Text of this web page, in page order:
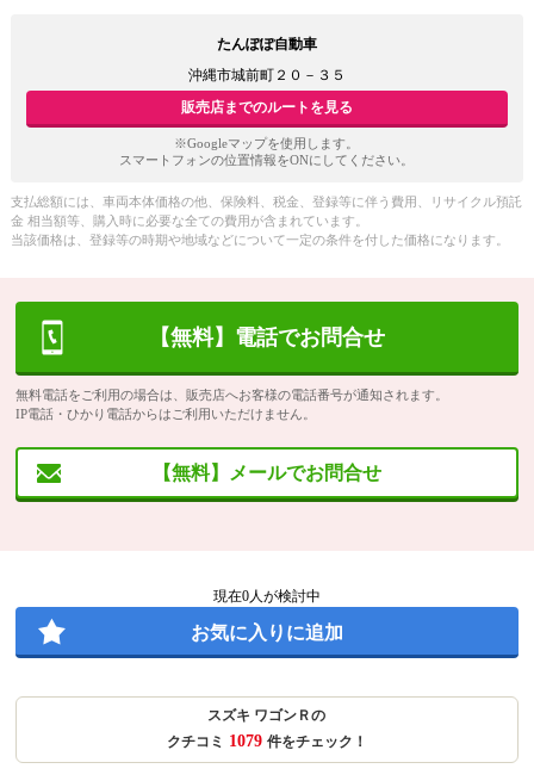
たんぽぽ自動車
沖縄市城前町２０－３５
販売店までのルートを見る
※Googleマップを使用します。
スマートフォンの位置情報をONにしてください。
支払総額には、車両本体価格の他、保険料、税金、登録等に伴う費用、リサイクル預託
金 相当額等、購入時に必要な全ての費用が含まれています。
当該価格は、登録等の時期や地域などについて一定の条件を付した価格になります。
【無料】電話でお問合せ
無料電話をご利用の場合は、販売店へお客様の電話番号が通知されます。
IP電話・ひかり電話からはご利用いただけません。
【無料】メールでお問合せ
現在0人が検討中
お気に入りに追加
スズキ ワゴンＲの
クチコミ 1079 件をチェック！